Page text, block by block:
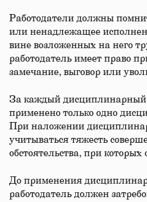
Работодатели должны
или ненадлежащее
вине возложенных на него
работодатель имеет право
замечание, выговор или
За каждый дисциплинарный
применено только одно
При наложении
учитываться тяжесть
обстоятельства, при
До применения
работодатель должен